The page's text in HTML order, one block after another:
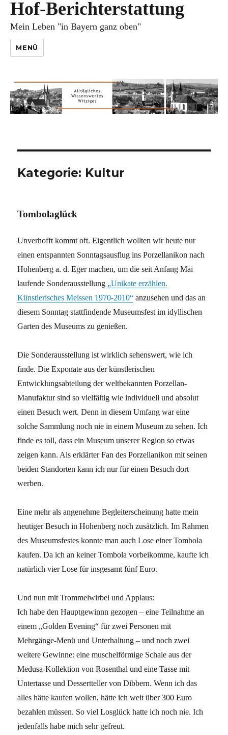
Hof-Berichterstattung
Mein Leben "in Bayern ganz oben"
MENÜ
Kategorie: Kultur
Tombolaglück
Unverhofft kommt oft. Eigentlich wollten wir heute nur
einen entspannten Sonntagsausflug ins Porzellanikon nach
Hohenberg a. d. Eger machen, um die seit Anfang Mai
laufende Sonderausstellung „Unikate erzählen.
Künstlerisches Meissen 1970-2010“ anzusehen und das an
diesem Sonntag stattfindende Museumsfest im idyllischen
Garten des Museums zu genießen.
Die Sonderausstellung ist wirklich sehenswert, wie ich
finde. Die Exponate aus der künstlerischen
Entwicklungsabteilung der weltbekannten Porzellan-
Manufaktur sind so vielfältig wie individuell und absolut
einen Besuch wert. Denn in diesem Umfang war eine
solche Sammlung noch nie in einem Museum zu sehen. Ich
finde es toll, dass ein Museum unserer Region so etwas
zeigen kann. Als erklärter Fan des Porzellanikon mit seinen
beiden Standorten kann ich nur für einen Besuch dort
werben.
Eine mehr als angenehme Begleiterscheinung hatte mein
heutiger Besuch in Hohenberg noch zusätzlich. Im Rahmen
des Museumsfestes konnte man auch Lose einer Tombola
kaufen. Da ich an keiner Tombola vorbeikomme, kaufte ich
natürlich vier Lose für insgesamt fünf Euro.
Und nun mit Trommelwirbel und Applaus:
Ich habe den Hauptgewinnn gezogen – eine Teilnahme an
einem „Golden Evening“ für zwei Personen mit
Mehrgänge-Menü und Unterhaltung – und noch zwei
weitere Gewinne: eine muschelförmige Schale aus der
Medusa-Kollektion von Rosenthal und eine Tasse mit
Untertasse und Dessertteller von Dibbern. Wenn ich das
alles hätte kaufen wollen, hätte ich weit über 300 Euro
bezahlen müssen. So viel Losglück hatte ich noch nie. Ich
jedenfalls habe mich sehr gefreut.